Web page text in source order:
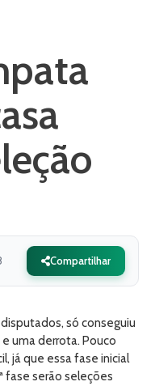
Compartilhar
só conseguiu
uma derrota. Pouco
já que essa fase inicial
fase serão seleções